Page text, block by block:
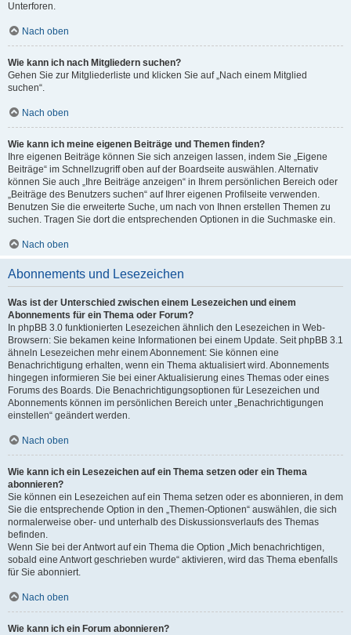
Unterforen.
Nach oben
Wie kann ich nach Mitgliedern suchen?
Gehen Sie zur Mitgliederliste und klicken Sie auf „Nach einem Mitglied
suchen“.
Nach oben
Wie kann ich meine eigenen Beiträge und Themen finden?
Ihre eigenen Beiträge können Sie sich anzeigen lassen, indem Sie „Eigene
Beiträge“ im Schnellzugriff oben auf der Boardseite auswählen. Alternativ
können Sie auch „Ihre Beiträge anzeigen“ in Ihrem persönlichen Bereich oder
„Beiträge des Benutzers suchen“ auf Ihrer eigenen Profilseite verwenden.
Benutzen Sie die erweiterte Suche, um nach von Ihnen erstellen Themen zu
suchen. Tragen Sie dort die entsprechenden Optionen in die Suchmaske ein.
Nach oben
Abonnements und Lesezeichen
Was ist der Unterschied zwischen einem Lesezeichen und einem
Abonnements für ein Thema oder Forum?
In phpBB 3.0 funktionierten Lesezeichen ähnlich den Lesezeichen in Web-
Browsern: Sie bekamen keine Informationen bei einem Update. Seit phpBB 3.1
ähneln Lesezeichen mehr einem Abonnement: Sie können eine
Benachrichtigung erhalten, wenn ein Thema aktualisiert wird. Abonnements
hingegen informieren Sie bei einer Aktualisierung eines Themas oder eines
Forums des Boards. Die Benachrichtigungsoptionen für Lesezeichen und
Abonnements können im persönlichen Bereich unter „Benachrichtigungen
einstellen“ geändert werden.
Nach oben
Wie kann ich ein Lesezeichen auf ein Thema setzen oder ein Thema
abonnieren?
Sie können ein Lesezeichen auf ein Thema setzen oder es abonnieren, in dem
Sie die entsprechende Option in den „Themen-Optionen“ auswählen, die sich
normalerweise ober- und unterhalb des Diskussionsverlaufs des Themas
befinden.
Wenn Sie bei der Antwort auf ein Thema die Option „Mich benachrichtigen,
sobald eine Antwort geschrieben wurde“ aktivieren, wird das Thema ebenfalls
für Sie abonniert.
Nach oben
Wie kann ich ein Forum abonnieren?